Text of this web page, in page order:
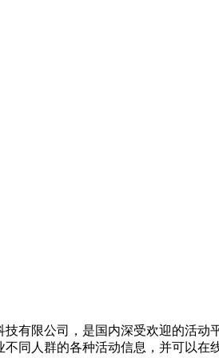
有限公司，是国内深受欢迎的活
同人群的各种活动信息，并可以在